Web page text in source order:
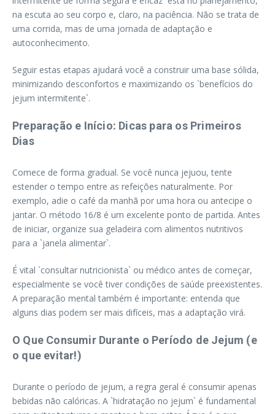
na escuta ao seu corpo e, claro, na paciência. Não se trata de
uma corrida, mas de uma jornada de adaptação e
autoconhecimento.
Seguir estas etapas ajudará você a construir uma base sólida,
minimizando desconfortos e maximizando os `benefícios do
jejum intermitente`.
Preparação e Início: Dicas para os Primeiros
Dias
Comece de forma gradual. Se você nunca jejuou, tente
estender o tempo entre as refeições naturalmente. Por
exemplo, adie o café da manhã por uma hora ou antecipe o
jantar. O método 16/8 é um excelente ponto de partida. Antes
de iniciar, organize sua geladeira com alimentos nutritivos
para a `janela alimentar`.
É vital `consultar nutricionista` ou médico antes de começar,
especialmente se você tiver condições de saúde preexistentes.
A preparação mental também é importante: entenda que
alguns dias podem ser mais difíceis, mas a adaptação virá.
O Que Consumir Durante o Período de Jejum (e
o que evitar!)
Durante o período de jejum, a regra geral é consumir apenas
bebidas não calóricas. A `hidratação no jejum` é fundamental